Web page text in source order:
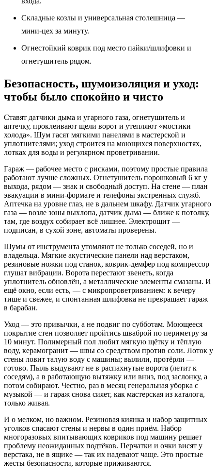
Складные козлы и универсальная столешница —
мини‑цех за минуту.
Огнестойкий коврик под место пайки/шлифовки и
огнетушитель рядом.
Безопасность, шумоизоляция и уход:
чтобы было спокойно и чисто
Ставят датчики дыма и угарного газа, огнетушитель и
аптечку, проклеивают щели ворот и утепляют «мостики
холода». Шум гасят мягкими панелями в мастерской и
уплотнителями; уход строится на моющихся поверхностях,
лотках для воды и регулярном проветривании.
Гараж — рабочее место с рисками, поэтому простые правила
работают лучше сложных. Огнетушитель порошковый 6 кг у
выхода, рядом — знак и свободный доступ. На стене — план
эвакуации в мини‑формате и телефоны экстренных служб.
Аптечка на уровне глаз, не в дальнем шкафу. Датчик угарного
газа — возле зоны выхлопа, датчик дыма — ближе к потолку,
там, где воздух собирает всё лишнее. Электрощит —
подписан, в сухой зоне, автоматы проверены.
Шумы от инструмента утомляют не только соседей, но и
владельца. Мягкие акустические панели над верстаком,
резиновые ножки под станок, коврик‑демфер под компрессор
глушат вибрации. Ворота перестают звенеть, когда
уплотнитель обновлён, а металлические элементы смазаны. И
ещё окно, если есть, — с микропроветриванием: к вечеру
тише и свежее, и спонтанная шлифовка не превращает гараж
в барабан.
Уход — это привычки, а не подвиг по субботам. Моющееся
покрытие стен позволяет пройтись шваброй по периметру за
10 минут. Полимерный пол любит мягкую щётку и тёплую
воду, керамогранит — швы со средством против соли. Лоток у
стены ловит талую воду с машины; вылили, протёрли —
готово. Пыль выдувают не в распахнутые ворота (летит к
соседям), а в работающую вытяжку или вниз, под заслонку, а
потом собирают. Честно, раз в месяц генеральная уборка с
музыкой — и гараж снова сияет, как мастерская из каталога,
только живая.
И о мелком, но важном. Резиновая киянка и набор защитных
уголков спасают стены и нервы в один приём. Набор
многоразовых впитывающих ковриков под машину решает
проблему неожиданных подтёков. Перчатки и очки висят у
верстака, не в ящике — так их надевают чаще. Это простые
жесты безопасности, которые приживаются.